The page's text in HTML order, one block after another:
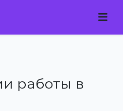
работы в